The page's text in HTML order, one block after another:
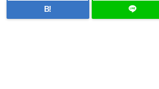
B!